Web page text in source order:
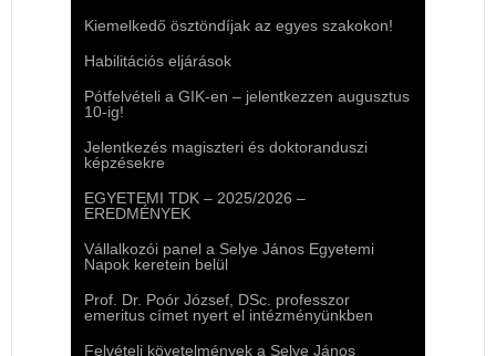
Kiemelkedő ösztöndíjak az egyes szakokon!
Habilitációs eljárások
Pótfelvételi a GIK-en – jelentkezzen augusztus
10-ig!
Jelentkezés magiszteri és doktoranduszi
képzésekre
EGYETEMI TDK – 2025/2026 –
EREDMÉNYEK
Vállalkozói panel a Selye János Egyetemi
Napok keretein belül
Prof. Dr. Poór József, DSc. professzor
emeritus címet nyert el intézményünkben
Felvételi követelmények a Selye János